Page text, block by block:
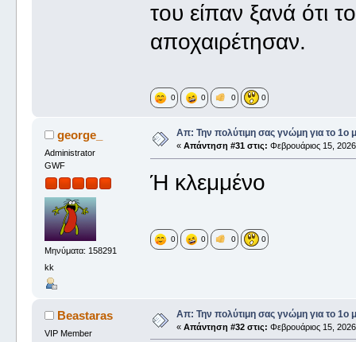
του είπαν ξανά ότι
αποχαιρέτησαν.
0 0 0 0
george_
Administrator
GWF
Μηνύματα: 158291
kk
Απ: Την πολύτιμη σας γνώμη για το 1ο
« Απάντηση #31 στις: Φεβρουάριος 15,
Ή κλεμμένο
0 0 0 0
Beastaras
VIP Member
Απ: Την πολύτιμη σας γνώμη για το 1ο
« Απάντηση #32 στις: Φεβρουάριος 15,